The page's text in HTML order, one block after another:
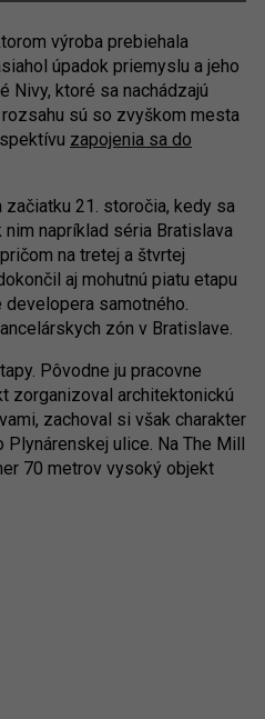
výroba prebiehala
úpadok priemyslu a jeho
ktoré sa nachádzajú
sú so zvyškom mesta
zapojenia sa do
21. storočia, kedy sa
napríklad séria Bratislava
na tretej a štvrtej
aj mohutnú piatu etapu
samotného.
zón v Bratislave.
Pôvodne ju pracovne
zorganizoval architektonickú
zachoval si však charakter
Plynárenskej ulice. Na The Mill
70 metrov vysoký objekt